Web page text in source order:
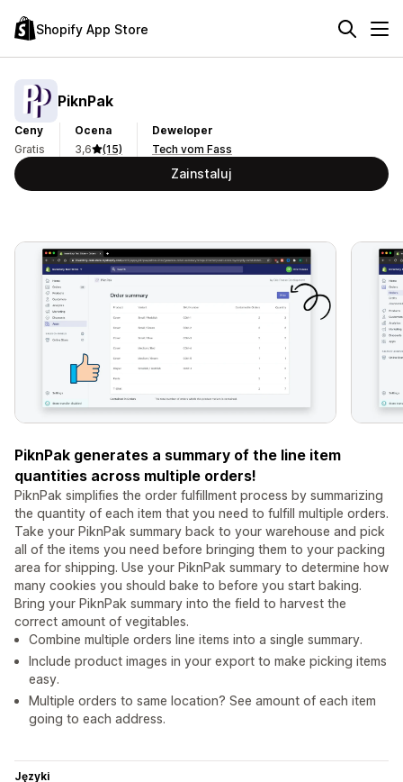
Shopify App Store
PiknPak
Ceny
Gratis
Ocena
3,6
(15)
Deweloper
Tech vom Fass
Zainstaluj
PiknPak generates a summary of the line item
quantities across multiple orders!
PiknPak simplifies the order fulfillment process by summarizing
the quantity of each item that you need to fulfill multiple orders.
Take your PiknPak summary back to your warehouse and pick
all of the items you need before bringing them to your packing
area for shipping. Use your PiknPak summary to determine how
many cookies you should bake to before you start baking.
Bring your PiknPak summary into the field to harvest the
correct amount of vegitables.
Combine multiple orders line items into a single summary.
Include product images in your export to make picking items
easy.
Multiple orders to same location? See amount of each item
going to each address.
Języki